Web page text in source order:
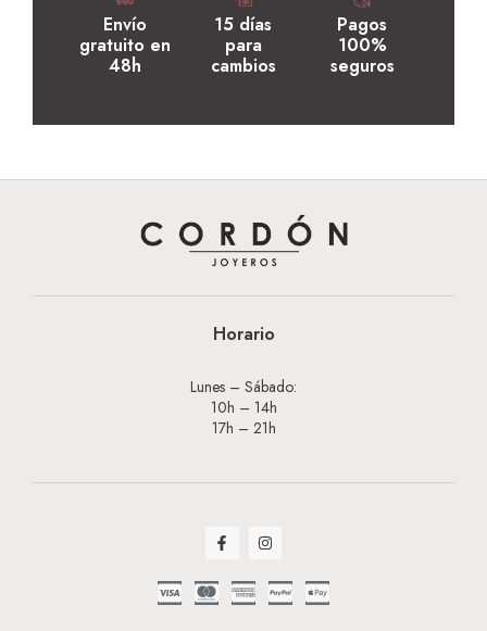
Envío
gratuito en
48h
15 días
para
cambios
Pagos
100%
seguros
Horario
Lunes – Sábado:
10h – 14h
17h – 21h